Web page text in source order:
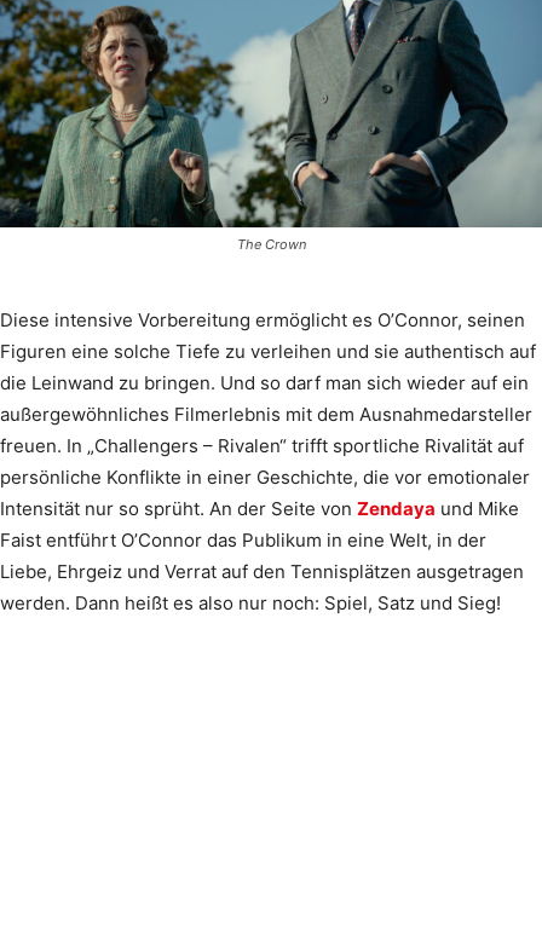
The Crown
Diese intensive Vorbereitung ermöglicht es O’Connor, seinen
Figuren eine solche Tiefe zu verleihen und sie authentisch auf
die Leinwand zu bringen. Und so darf man sich wieder auf ein
außergewöhnliches Filmerlebnis mit dem Ausnahmedarsteller
freuen. In „Challengers – Rivalen“ trifft sportliche Rivalität auf
persönliche Konflikte in einer Geschichte, die vor emotionaler
Intensität nur so sprüht. An der Seite von Zendaya und Mike
Faist entführt O’Connor das Publikum in eine Welt, in der
Liebe, Ehrgeiz und Verrat auf den Tennisplätzen ausgetragen
werden. Dann heißt es also nur noch: Spiel, Satz und Sieg!